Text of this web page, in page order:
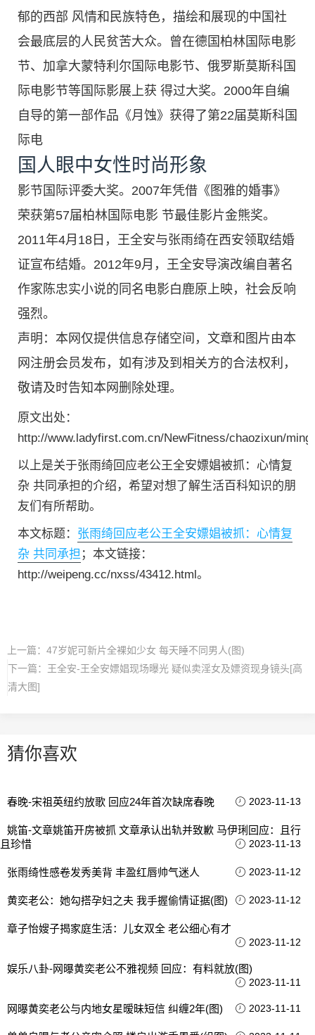
郁的西部 风情和民族特色，描绘和展现的中国社
会最底层的人民贫苦大众。曾在德国柏林国际电影
节、加拿大蒙特利尔国际电影节、俄罗斯莫斯科国
际电影节等国际影展上获 得过大奖。2000年自编
自导的第一部作品《月蚀》获得了第22届莫斯科国
际电
国人眼中女性时尚形象
影节国际评委大奖。2007年凭借《图雅的婚事》
荣获第57届柏林国际电影 节最佳影片金熊奖。
2011年4月18日，王全安与张雨绮在西安领取结婚
证宣布结婚。2012年9月，王全安导演改编自著名
作家陈忠实小说的同名电影白鹿原上映，社会反响
强烈。
声明：本网仅提供信息存储空间，文章和图片由本
网注册会员发布，如有涉及到相关方的合法权利，
敬请及时告知本网删除处理。
原文出处：
http://www.ladyfirst.com.cn/NewFitness/chaozixun/
以上是关于张雨绮回应老公王全安嫖娼被抓：心情复
杂 共同承担的介绍，希望对想了解生活百科知识的朋
友们有所帮助。
本文标题： 张雨绮回应老公王全安嫖娼被抓：心情复
杂 共同承担 ；本文链接：
http://weipeng.cc/nxss/43412.html。
上一篇： 47岁妮可新片全裸如少女 每天睡不同男人(图)
下一篇： 王全安-王全安嫖娼现场曝光 疑似卖淫女及嫖资现身镜头[高
清大图]
猜你喜欢
春晚-宋祖英纽约放歌 回应24年首次缺席春晚 2023-11-13
姚笛-文章姚笛开房被抓 文章承认出轨并致歉 马伊琍回应：且行
且珍惜
2023-11-13
张雨绮性感卷发秀美背 丰盈红唇帅气迷人 2023-11-12
黄奕老公：她勾搭孕妇之夫 我手握偷情证据(图) 2023-11-12
章子怡嫂子揭家庭生活：儿女双全 老公细心有才
2023-11-12
娱乐八卦-网曝黄奕老公不雅视频 回应：有料就放(图)
2023-11-11
网曝黄奕老公与内地女星暧昧短信 纠缠2年(图) 2023-11-11